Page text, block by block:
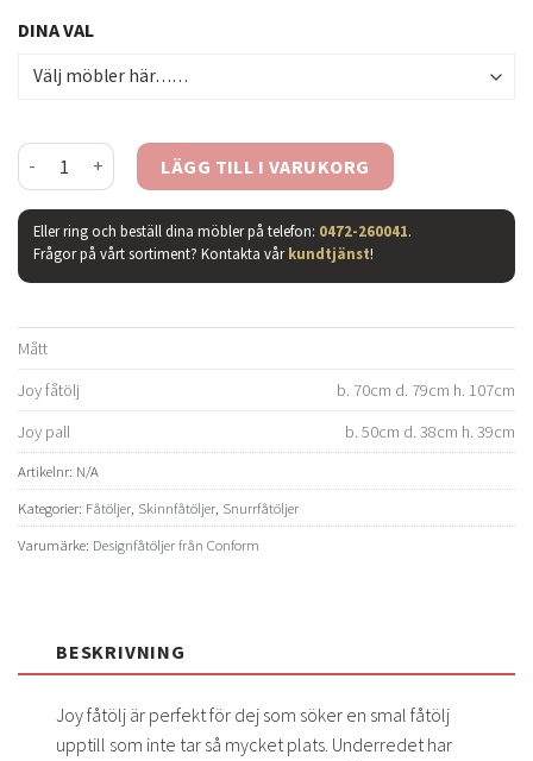
DINA VAL
Joy fåtölj hög & pall - läder fantasy svart/ borstad mängd
LÄGG TILL I VARUKORG
Eller ring och beställ dina möbler på telefon: 0472-260041.
Frågor på vårt sortiment? Kontakta vårkundtjänst!
Mått
Joy fåtölj
b. 70cm d. 79cm h. 107cm
Joy pall
b. 50cm d. 38cm h. 39cm
Artikelnr: N/A
Kategorier: Fåtöljer Skinnfåtöljer Snurrfåtöljer
Varumärke: Designfåtöljer från Conform
BESKRIVNING
Joy fåtölj är perfekt för dej som söker en smal fåtölj
upptill som inte tar så mycket plats. Underredet har